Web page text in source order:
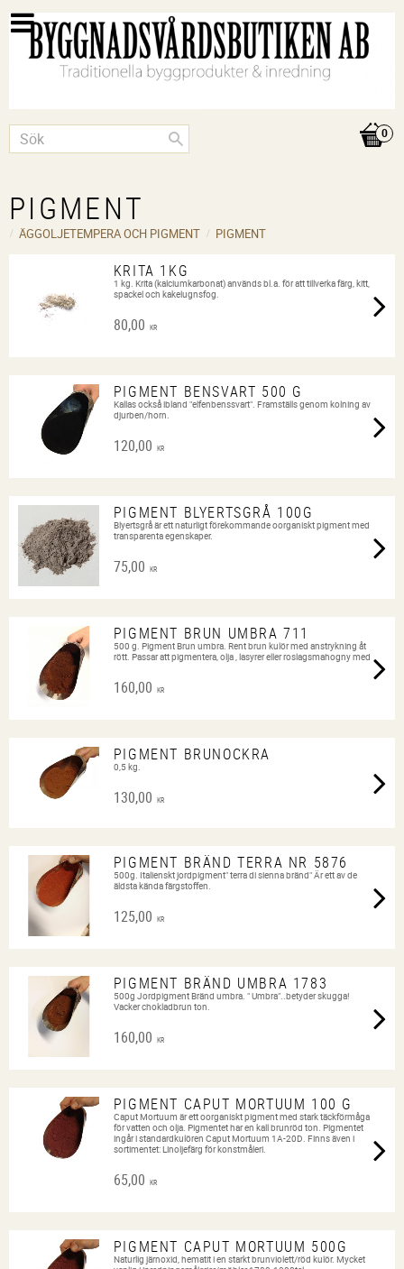
PIGMENT
ÄGGOLJETEMPERA OCH PIGMENT PIGMENT
KRITA 1KG
1 kg. Krita (kalciumkarbonat) används bl.a. för att tillverka färg, kitt,
spackel och kakelugnsfog.
80,00 KR
PIGMENT BENSVART 500 G
Kallas också ibland "elfenbenssvart". Framställs genom kolning av
djurben/horn.
120,00 KR
PIGMENT BLYERTSGRÅ 100G
Blyertsgrå är ett naturligt förekommande oorganiskt pigment med
transparenta egenskaper.
75,00 KR
PIGMENT BRUN UMBRA 711
500 g. Pigment Brun umbra. Rent brun kulör med anstrykning åt
rött. Passar att pigmentera, olja , lasyrer eller roslagsmahogny med
160,00 KR
PIGMENT BRUNOCKRA
0,5 kg.
130,00 KR
PIGMENT BRÄND TERRA NR 5876
500g. Italienskt jordpigment" terra di sienna bränd" Är ett av de
äldsta kända färgstoffen.
125,00 KR
PIGMENT BRÄND UMBRA 1783
500g Jordpigment Bränd umbra. " Umbra"..betyder skugga!
Vacker chokladbrun ton.
160,00 KR
PIGMENT CAPUT MORTUUM 100 G
Caput Mortuum är ett oorganiskt pigment med stark täckförmåga
för vatten och olja. Pigmentet har en kall brunröd ton. Pigmentet
ingår i standardkulören Caput Mortuum 1A-20D. Finns även i
sortimentet: Linoljefärg för konstmåleri.
65,00 KR
PIGMENT CAPUT MORTUUM 500G
Naturlig järnoxid, hematit i en starkt brunviolett/röd kulör. Mycket